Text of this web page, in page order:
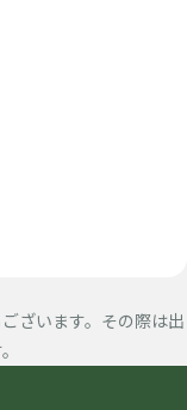
ざいます。その際は出